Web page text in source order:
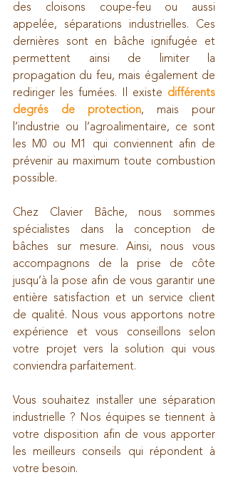
des cloisons coupe-feu ou aussi
appelée, séparations industrielles. Ces
dernières sont en bâche ignifugée et
permettent ainsi de limiter la
propagation du feu, mais également de
rediriger les fumées. Il existe différents
degrés de protection, mais pour
l’industrie ou l’agroalimentaire, ce sont
les M0 ou M1 qui conviennent afin de
prévenir au maximum toute combustion
possible.
Chez Clavier Bâche, nous sommes
spécialistes dans la conception de
bâches sur mesure. Ainsi, nous vous
accompagnons de la prise de côte
jusqu’à la pose afin de vous garantir une
entière satisfaction et un service client
de qualité. Nous vous apportons notre
expérience et vous conseillons selon
votre projet vers la solution qui vous
conviendra parfaitement.
Vous souhaitez installer une séparation
industrielle ? Nos équipes se tiennent à
votre disposition afin de vous apporter
les meilleurs conseils qui répondent à
votre besoin.